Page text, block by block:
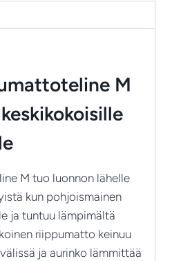
M
M tuo luonnon lähelle
kun pohjoismainen
ja tuntuu lämpimältä
riippumatto keinuu
ja aurinko lämmittää